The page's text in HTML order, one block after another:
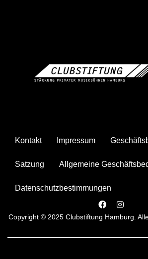
Kontakt Impressum
Satzung Allgemeine
Datenschutzbestimmungen
Copyright © 2025 Clubstiftung Hamburg.